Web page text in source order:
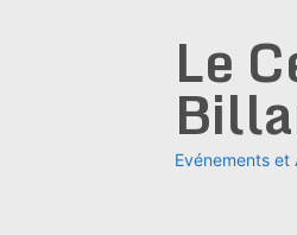
Le
Evénements